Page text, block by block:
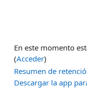
En este momento
(Acceder)
Resumen de
Descargar la app